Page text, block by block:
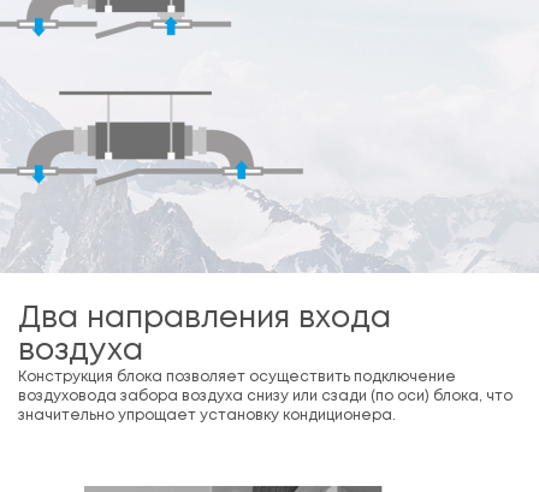
Два направления входа
воздуха
Конструкция блока позволяет осуществить подключение
воздуховода забора воздуха снизу или сзади (по оси) блока, что
значительно упрощает установку кондиционера.